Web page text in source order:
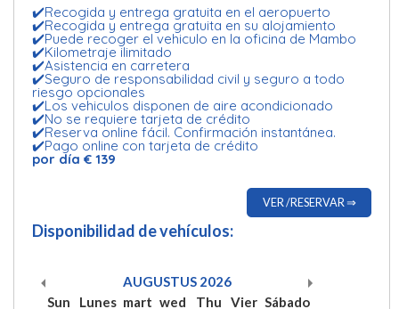
✔️Recogida y entrega gratuita en el aeropuerto
✔️Recogida y entrega gratuita en su alojamiento
✔️Puede recoger el vehiculo en la oficina de Mambo
✔️Kilometraje ilimitado
✔️Asistencia en carretera
✔️Seguro de responsabilidad civil y seguro a todo
riesgo opcionales
✔️Los vehiculos disponen de aire acondicionado
✔️No se requiere tarjeta de crédito
✔️Reserva online fácil. Confirmación instantánea.
✔️Pago online con tarjeta de crédito
por día € 139
VER /RESERVAR ⇒
Disponibilidad de vehículos:
AUGUSTUS 2026
Sun
Lunes mart wed Thu Vier Sábado